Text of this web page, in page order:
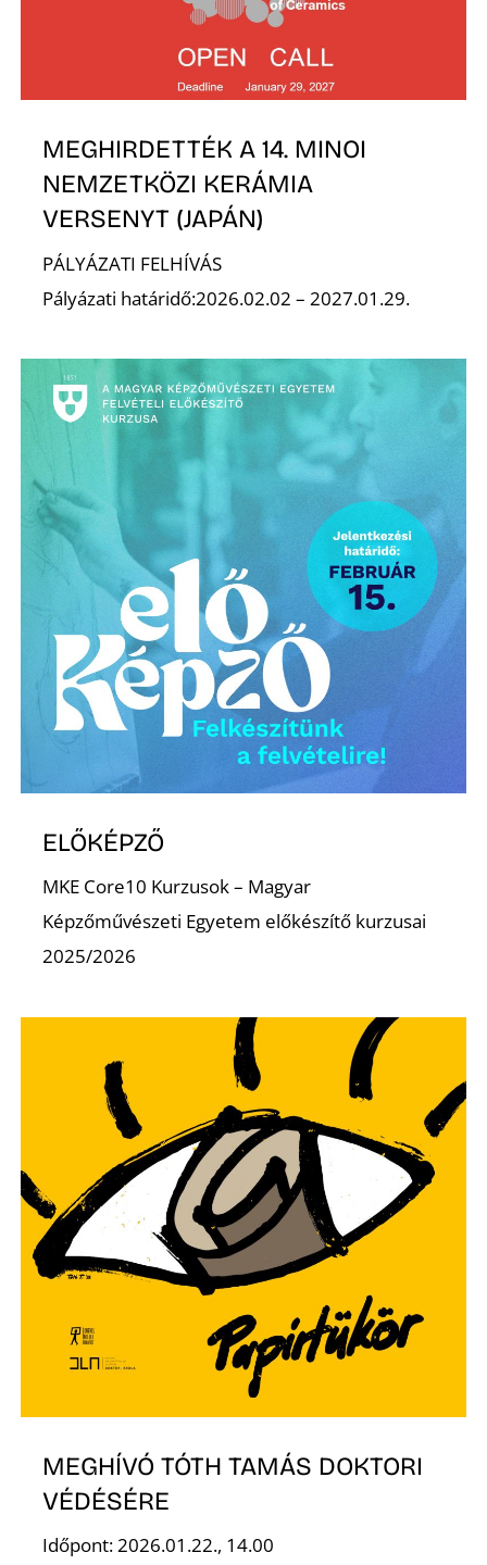
MEGHIRDETTÉK A 14. MINOI
NEMZETKÖZI KERÁMIA
VERSENYT (JAPÁN)
PÁLYÁZATI FELHÍVÁS
Pályázati határidő:2026.02.02 – 2027.01.29.
ELŐKÉPZŐ
MKE Core10 Kurzusok – Magyar
Képzőművészeti Egyetem előkészítő kurzusai
2025/2026
MEGHÍVÓ TÓTH TAMÁS DOKTORI
VÉDÉSÉRE
Időpont: 2026.01.22., 14.00